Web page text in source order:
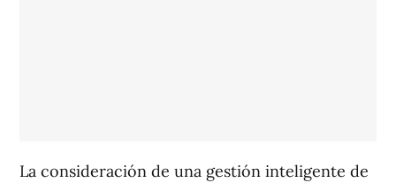
La consideración de una gestión inteligente de